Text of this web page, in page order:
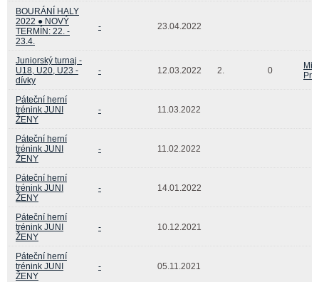
BOURÁNÍ HALY
2022 ● NOVÝ
TERMÍN: 22. -
23.4.
- 23.04.2022
Juniorský turnaj -
U18, U20, U23 -
dívky
- 12.03.2022 2. 0
Páteční herní
trénink JUNI
ŽENY
- 11.03.2022
Páteční herní
trénink JUNI
ŽENY
- 11.02.2022
Páteční herní
trénink JUNI
ŽENY
- 14.01.2022
Páteční herní
trénink JUNI
ŽENY
- 10.12.2021
Páteční herní
trénink JUNI
ŽENY
- 05.11.2021